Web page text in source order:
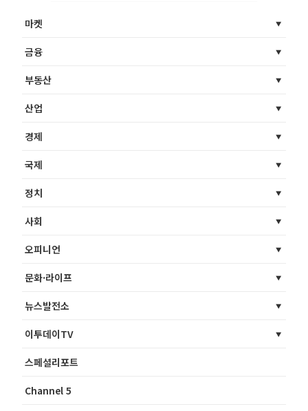
마켓
금융
부동산
산업
경제
국제
정치
사회
오피니언
문화·라이프
뉴스발전소
이투데이TV
스페셜리포트
Channel 5